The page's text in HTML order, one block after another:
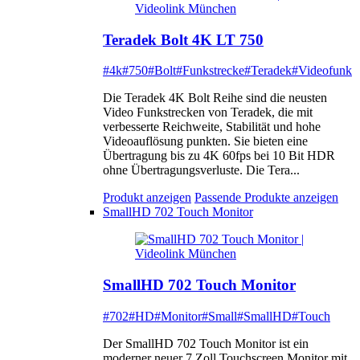
Teradek Bolt 4K LT 750
#4k#750#Bolt#Funkstrecke#Teradek#Videofunk
Die Teradek 4K Bolt Reihe sind die neusten
Video Funkstrecken von Teradek, die mit
verbesserte Reichweite, Stabilität und hohe
Videoauflösung punkten. Sie bieten eine
Übertragung bis zu 4K 60fps bei 10 Bit HDR
ohne Übertragungsverluste. Die Tera...
Produkt anzeigen Passende Produkte anzeigen
SmallHD 702 Touch Monitor
SmallHD 702 Touch Monitor
#702#HD#Monitor#Small#SmallHD#Touch
Der SmallHD 702 Touch Monitor ist ein